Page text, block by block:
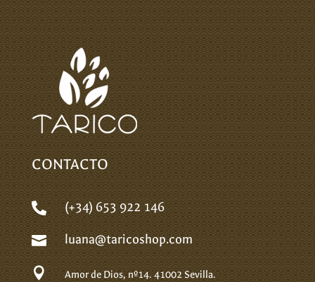
CONTACTO
 (+34) 653 922 146
 luana@taricoshop.com
 Amor de Dios, nº14.41002 Sevilla.